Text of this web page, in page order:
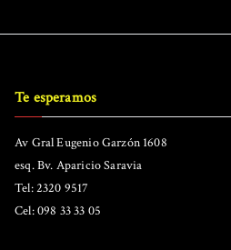
Te esperamos
Av Gral Eugenio Garzón 1608
esq. Bv. Aparicio Saravia
Tel: 2320 9517
Cel: 098 33 33 05